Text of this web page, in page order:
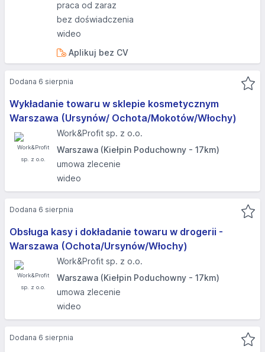
praca od zaraz
bez doświadczenia
wideo
Aplikuj bez CV
Wykładanie towaru w sklepie kosmetycznym
Warszawa (Ursynów/ Ochota/Mokotów/Włochy)
Work&Profit sp. z o.o.
Warszawa (Kiełpin Poduchowny - 17km)
umowa zlecenie
wideo
Dodana 6 sierpnia
Obsługa kasy i dokładanie towaru w drogerii -
Warszawa (Ochota/Ursynów/Włochy)
Work&Profit sp. z o.o.
Warszawa (Kiełpin Poduchowny - 17km)
umowa zlecenie
wideo
Dodana 6 sierpnia
Dodana 6 sierpnia